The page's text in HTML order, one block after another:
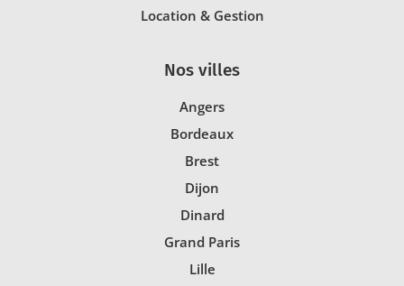
Location & Gestion
Nos villes
Angers
Bordeaux
Brest
Dijon
Dinard
Grand Paris
Lille